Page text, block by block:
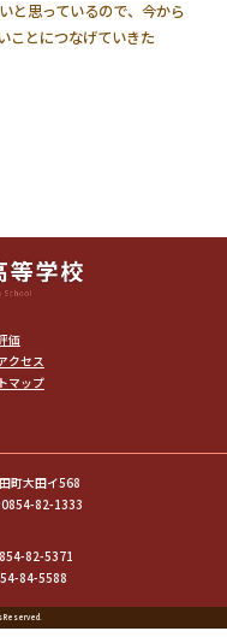
と思っているので、今から
ことにつなげていきた
価
クセス
マップ
町大田イ568
82-1333
82-5371
84-5588
Reserved.